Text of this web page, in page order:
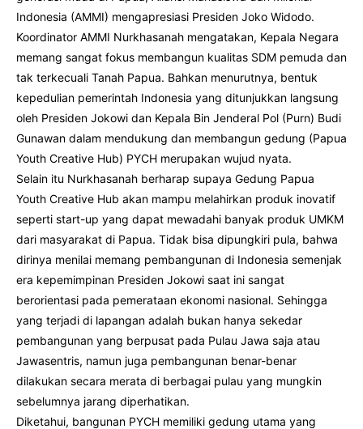
Indonesia (AMMI) mengapresiasi Presiden Joko Widodo.
Koordinator AMMI Nurkhasanah mengatakan, Kepala Negara
memang sangat fokus membangun kualitas SDM pemuda dan
tak terkecuali Tanah Papua. Bahkan menurutnya, bentuk
kepedulian pemerintah Indonesia yang ditunjukkan langsung
oleh Presiden Jokowi dan Kepala Bin Jenderal Pol (Purn) Budi
Gunawan dalam mendukung dan membangun gedung (Papua
Youth Creative Hub) PYCH merupakan wujud nyata.
Selain itu Nurkhasanah berharap supaya Gedung Papua
Youth Creative Hub akan mampu melahirkan produk inovatif
seperti start-up yang dapat mewadahi banyak produk UMKM
dari masyarakat di Papua. Tidak bisa dipungkiri pula, bahwa
dirinya menilai memang pembangunan di Indonesia semenjak
era kepemimpinan Presiden Jokowi saat ini sangat
berorientasi pada pemerataan ekonomi nasional. Sehingga
yang terjadi di lapangan adalah bukan hanya sekedar
pembangunan yang berpusat pada Pulau Jawa saja atau
Jawasentris, namun juga pembangunan benar-benar
dilakukan secara merata di berbagai pulau yang mungkin
sebelumnya jarang diperhatikan.
Diketahui, bangunan PYCH memiliki gedung utama yang